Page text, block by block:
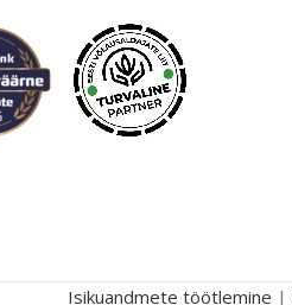
Isikuandmete töötlemine |